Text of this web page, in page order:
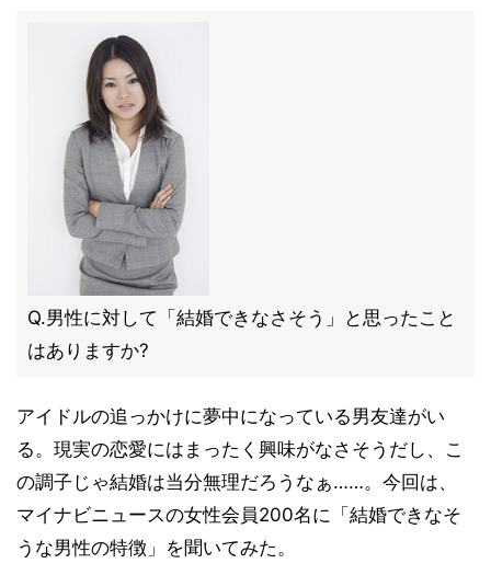
Q.男性に対して「結婚できなさそう」と思ったこと
はありますか?
アイドルの追っかけに夢中になっている男友達がい
る。現実の恋愛にはまったく興味がなさそうだし、こ
の調子じゃ結婚は当分無理だろうなぁ……。今回は、
マイナビニュースの女性会員200名に「結婚できなそ
うな男性の特徴」を聞いてみた。